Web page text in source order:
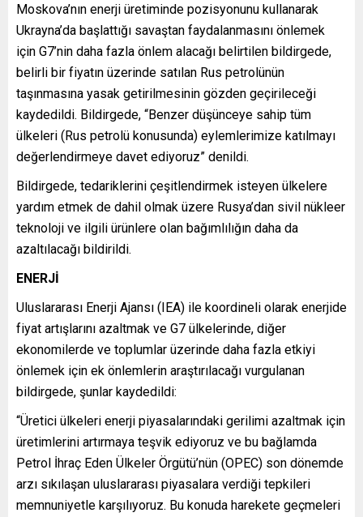
Moskova’nın enerji üretiminde pozisyonunu kullanarak
Ukrayna’da başlattığı savaştan faydalanmasını önlemek
için G7’nin daha fazla önlem alacağı belirtilen bildirgede,
belirli bir fiyatın üzerinde satılan Rus petrolünün
taşınmasına yasak getirilmesinin gözden geçirileceği
kaydedildi. Bildirgede, “Benzer düşünceye sahip tüm
ülkeleri (Rus petrolü konusunda) eylemlerimize katılmayı
değerlendirmeye davet ediyoruz” denildi.
Bildirgede, tedariklerini çeşitlendirmek isteyen ülkelere
yardım etmek de dahil olmak üzere Rusya’dan sivil nükleer
teknoloji ve ilgili ürünlere olan bağımlılığın daha da
azaltılacağı bildirildi.
ENERJİ
Uluslararası Enerji Ajansı (IEA) ile koordineli olarak enerjide
fiyat artışlarını azaltmak ve G7 ülkelerinde, diğer
ekonomilerde ve toplumlar üzerinde daha fazla etkiyi
önlemek için ek önlemlerin araştırılacağı vurgulanan
bildirgede, şunlar kaydedildi:
“Üretici ülkeleri enerji piyasalarındaki gerilimi azaltmak için
üretimlerini artırmaya teşvik ediyoruz ve bu bağlamda
Petrol İhraç Eden Ülkeler Örgütü’nün (OPEC) son dönemde
arzı sıkılaşan uluslararası piyasalara verdiği tepkileri
memnuniyetle karşılıyoruz. Bu konuda harekete geçmeleri